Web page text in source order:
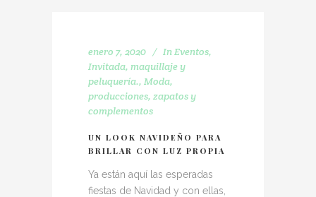
enero 7, 2020 InEventos,
Invitada, maquillaje y
peluquería., Moda,
producciones, zapatos y
complementos
UN LOOK NAVIDEÑO PARA
BRILLAR CON LUZ PROPIA
Ya están aquí las esperadas
fiestas de Navidad y con ellas,